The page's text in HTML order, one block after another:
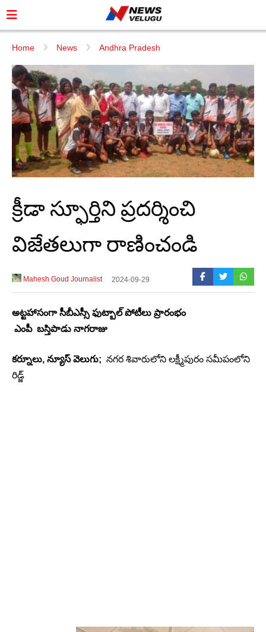
Home News Andhra Pradesh
క్రీడా స్ఫూర్తిని ప్రదర్శించి
విజేతలుగా రాణించండి
Mahesh Goud Journalist 2024-09-29
అట్టహాసంగా సీబీఎస్సీ ఫుట్బాల్ పోటీలు ప్రారంభం
ఎంపీ బస్తిపాడు నాగరాజు
కర్నూలు, న్యూస్ వెలుగు; నగర శివారులోని లక్ష్మీపురం సమీపంలోని
రిడ్జ్